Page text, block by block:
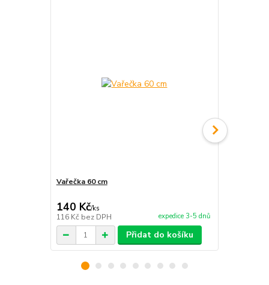
Vařečka 60 cm
140 Kč/ks
116 Kč bez DPH expedice 3-5 dnů
Přidat do košíku